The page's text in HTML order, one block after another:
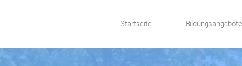
Startseite Bildungsangebote